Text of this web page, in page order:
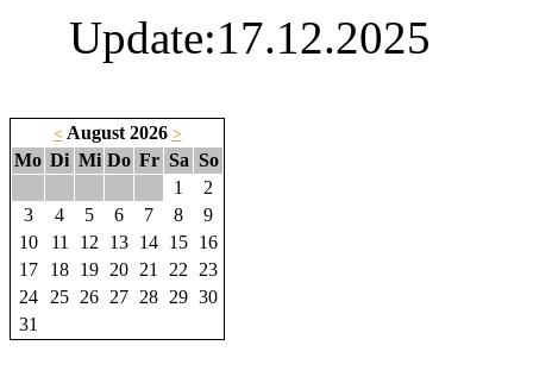
Update:17.12.2025
<August 2026 >
Mo Di Mi Do Fr Sa So
1
2
3
4 5 6 7 8
9
10
11 12 13 14 15 16
17
18 19 20 21 22
23
24
25 26 27 28 29 30
31